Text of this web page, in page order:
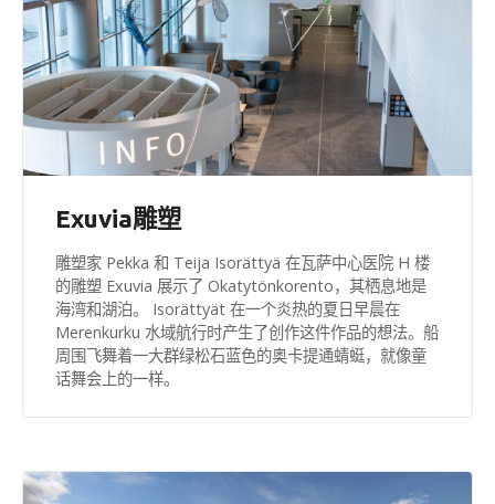
Exuvia雕塑
雕塑家 Pekka 和 Teija Isorättyä 在瓦萨中心医院 H 楼
的雕塑 Exuvia 展示了 Okatytönkorento，其栖息地是
海湾和湖泊。 Isorättyät 在一个炎热的夏日早晨在
Merenkurku 水域航行时产生了创作这件作品的想法。船
周围飞舞着一大群绿松石蓝色的奥卡提通蜻蜓，就像童
话舞会上的一样。